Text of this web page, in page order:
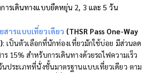
การเดินทางแบบยืดหยุ่น 2, 3 และ 5 วัน
สารแบบเที่ยวเดียว (THSR Pass One-Way
: เป็นตัวเลือกที่นักท่องเที่ยวมักใช้บ่อย มีส่วนลด
ร 15% สำหรับการเดินทางด้วยรถไฟความเร็ว
นประเภทที่นั่งชั้นมาตรฐานแบบเที่ยวเดียว ตาม